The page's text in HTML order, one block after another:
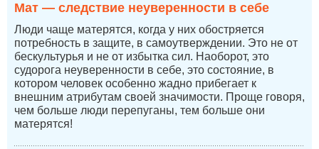
Мат — следствие неуверенности в себе
Люди чаще матерятся, когда у них обостряется
потребность в защите, в самоутверждении. Это не от
бескультурья и не от избытка сил. Наоборот, это
судорога неуверенности в себе, это состояние, в
котором человек особенно жадно прибегает к
внешним атрибутам своей значимости. Проще говоря,
чем больше люди перепуганы, тем больше они
матерятся!